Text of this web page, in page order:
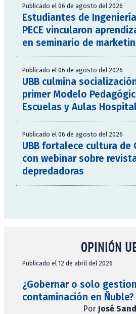
Publicado el 06 de agosto del 2026
Estudiantes de
PECE vincularon
en seminario de
Publicado el 06 de agosto del 2026
UBB culmina
primer Modelo
Escuelas y Aulas
Publicado el 06 de agosto del 2026
UBB fortalece cultura de
con webinar sobre
depredadoras
OPINIÓN
Publicado el 12 de abril del 2026
¿Gobernar o solo
contaminación en Ñuble?
Por José